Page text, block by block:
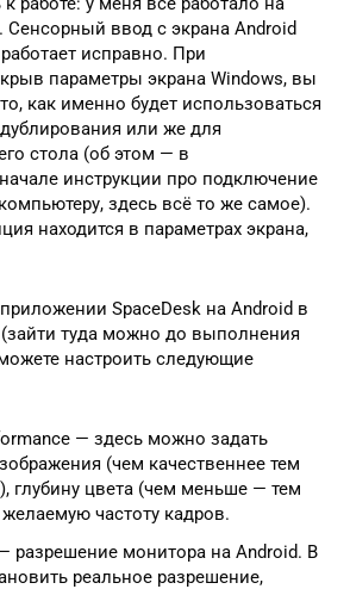
Сенсорный ввод с экрана Android
исправно. При
параметры экрана Windows, вы
как именно будет использоваться
или же для
стола (об этом — в
инструкции про подключение
здесь всё то же самое).
находится в параметрах экрана,
SpaceDesk на Android в
(зайти туда можно до выполнения
настроить следующие
— здесь можно задать
(чем качественнее тем
глубину цвета (чем меньше — тем
частоту кадров.
разрешение монитора на Android. В
реальное разрешение,